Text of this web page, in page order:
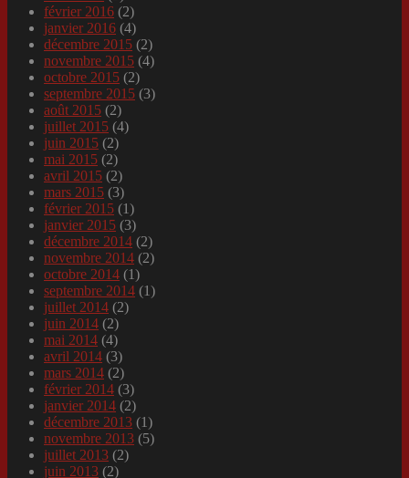
février 2016 (2)
janvier 2016 (4)
décembre 2015 (2)
novembre 2015 (4)
octobre 2015 (2)
septembre 2015 (3)
août 2015 (2)
juillet 2015 (4)
juin 2015 (2)
mai 2015 (2)
avril 2015 (2)
mars 2015 (3)
février 2015 (1)
janvier 2015 (3)
décembre 2014 (2)
novembre 2014 (2)
octobre 2014 (1)
septembre 2014 (1)
juillet 2014 (2)
juin 2014 (2)
mai 2014 (4)
avril 2014 (3)
mars 2014 (2)
février 2014 (3)
janvier 2014 (2)
décembre 2013 (1)
novembre 2013 (5)
juillet 2013 (2)
juin 2013 (2)